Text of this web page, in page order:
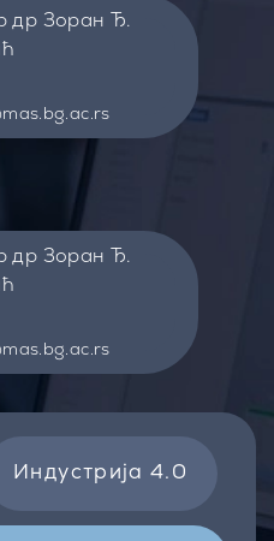
др Зоран Ђ.
др Зоран Ђ.
Индустрија 4.0